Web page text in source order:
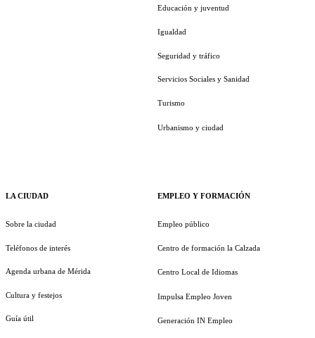
LA CIUDAD
Sobre la ciudad
Teléfonos de interés
Agenda urbana de Mérida
Cultura y festejos
Guía útil
Educación y juventud
Igualdad
Seguridad y tráfico
Servicios Sociales y Sanidad
Turismo
Urbanismo y ciudad
EMPLEO Y FORMACIÓN
Empleo público
Centro de formación la Calzada
Centro Local de Idiomas
Impulsa Empleo Joven
Generación IN Empleo